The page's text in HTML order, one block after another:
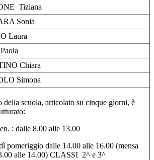
Tiziana
Sonia
Laura
Chiara
Simona
della scuola, articolato su cinque giorni, è
: dalle 8.00 alle 13.00
pomeriggio dalle 14.00 alle 16.00 (mensa
alle 14.00) CLASSI 2^ e 3^